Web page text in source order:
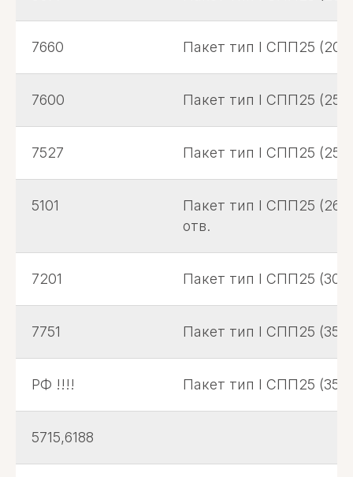
7660 Пакет тип I СПП25
7600 Пакет тип I СПП25
7527 Пакет тип I СПП25
5101
Пакет тип I СПП25
отв.
7201 Пакет тип I СПП25
7751 Пакет тип I СПП25
РФ !!!! Пакет тип I СПП25
5715,6188